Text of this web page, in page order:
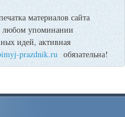
материалов сайта
упоминании
идей, активная
prazdnik.ru обязательна!